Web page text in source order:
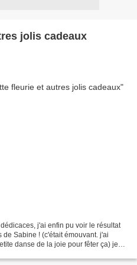
jolis cadeaux
j'ai enfin pu voir le résultat
Sabine ! (c'était émouvant. j'ai
danse de la joie pour fêter ça) je